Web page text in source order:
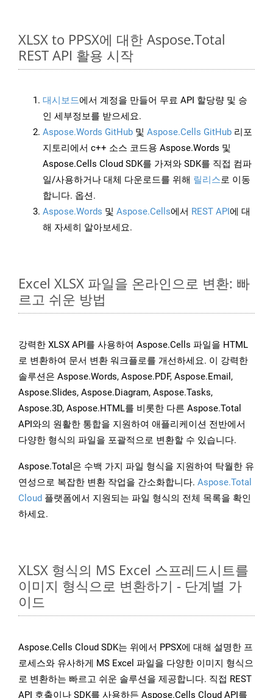
XLSX to PPSX에 대한 Aspose.Total
REST API 활용 시작
대시보드에서 계정을 만들어 무료 API 할당량 및 승
인 세부정보를 받으세요.
Aspose.Words GitHub 및 Aspose.Cells GitHub 리포
지토리에서 c++ 소스 코드용 Aspose.Words 및
Aspose.Cells Cloud SDK를 가져와 SDK를 직접 컴파
일/사용하거나 대체 다운로드를 위해 릴리스로 이동
합니다. 옵션.
Aspose.Words 및 Aspose.Cells에서 REST API에 대
해 자세히 알아보세요.
Excel XLSX 파일을 온라인으로 변환: 빠
르고 쉬운 방법
강력한 XLSX API를 사용하여 Aspose.Cells 파일을 HTML
로 변환하여 문서 변환 워크플로를 개선하세요. 이 강력한
솔루션은 Aspose.Words, Aspose.PDF, Aspose.Email,
Aspose.Slides, Aspose.Diagram, Aspose.Tasks,
Aspose.3D, Aspose.HTML를 비롯한 다른 Aspose.Total
API와의 원활한 통합을 지원하여 애플리케이션 전반에서
다양한 형식의 파일을 포괄적으로 변환할 수 있습니다.
Aspose.Total은 수백 가지 파일 형식을 지원하여 탁월한 유
연성으로 복잡한 변환 작업을 간소화합니다. Aspose.Total
Cloud 플랫폼에서 지원되는 파일 형식의 전체 목록을 확인
하세요.
XLSX 형식의 MS Excel 스프레드시트를
이미지 형식으로 변환하기 - 단계별 가
이드
Aspose.Cells Cloud SDK는 위에서 PPSX에 대해 설명한 프
로세스와 유사하게 MS Excel 파일을 다양한 이미지 형식으
로 변환하는 빠르고 쉬운 솔루션을 제공합니다. 직접 REST
API 호출이나 SDK를 사용하든 Aspose.Cells Cloud API를